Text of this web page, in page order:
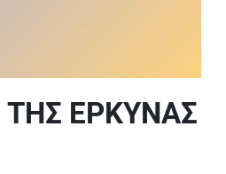
ΤΗΣ ΕΡΚΥΝΑΣ